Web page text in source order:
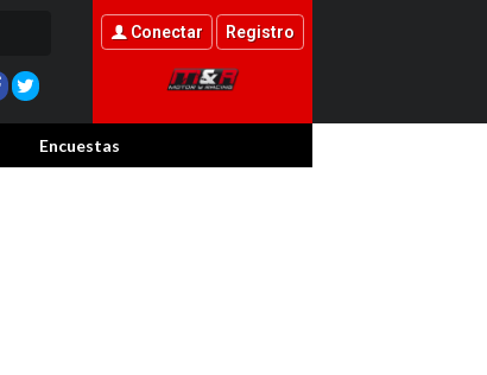
Conectar Registro
Encuestas